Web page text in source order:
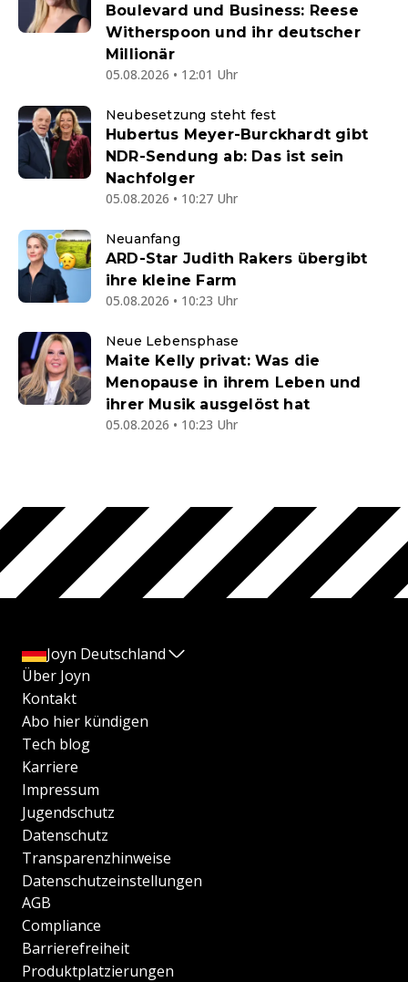
Boulevard und Business: Reese
Witherspoon und ihr deutscher
Millionär
05.08.2026 • 12:01 Uhr
Neubesetzung steht fest
Hubertus Meyer-Burckhardt gibt
NDR-Sendung ab: Das ist sein
Nachfolger
05.08.2026 • 10:27 Uhr
Neuanfang
ARD-Star Judith Rakers übergibt
ihre kleine Farm
05.08.2026 • 10:23 Uhr
Neue Lebensphase
Maite Kelly privat: Was die
Menopause in ihrem Leben und
ihrer Musik ausgelöst hat
05.08.2026 • 10:23 Uhr
Joyn Deutschland
Über Joyn
Kontakt
Abo hier kündigen
Tech blog
Karriere
Impressum
Jugendschutz
Datenschutz
Transparenzhinweise
Datenschutzeinstellungen
AGB
Compliance
Barrierefreiheit
Produktplatzierungen